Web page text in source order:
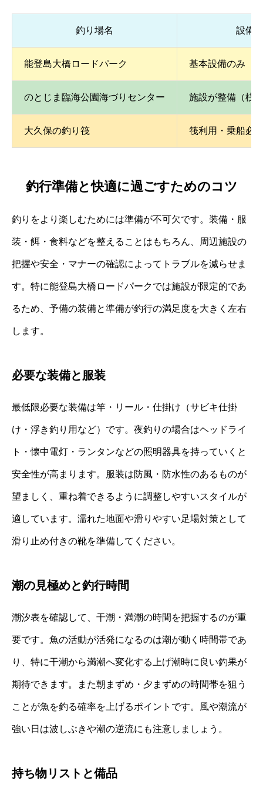
釣り場名 設備
能登島大橋ロードパーク 基本設備のみ（
のとじま臨海公園海づりセンター 施設が整備（桟
大久保の釣り筏 筏利用・乗船必
釣行準備と快適に過ごすためのコツ
釣りをより楽しむためには準備が不可欠です。装備・服
装・餌・食料などを整えることはもちろん、周辺施設の
把握や安全・マナーの確認によってトラブルを減らせま
す。特に能登島大橋ロードパークでは施設が限定的であ
るため、予備の装備と準備が釣行の満足度を大きく左右
します。
必要な装備と服装
最低限必要な装備は竿・リール・仕掛け（サビキ仕掛
け・浮き釣り用など）です。夜釣りの場合はヘッドライ
ト・懐中電灯・ランタンなどの照明器具を持っていくと
安全性が高まります。服装は防風・防水性のあるものが
望ましく、重ね着できるように調整しやすいスタイルが
適しています。濡れた地面や滑りやすい足場対策として
滑り止め付きの靴を準備してください。
潮の見極めと釣行時間
潮汐表を確認して、干潮・満潮の時間を把握するのが重
要です。魚の活動が活発になるのは潮が動く時間帯であ
り、特に干潮から満潮へ変化する上げ潮時に良い釣果が
期待できます。また朝まずめ・夕まずめの時間帯を狙う
ことが魚を釣る確率を上げるポイントです。風や潮流が
強い日は波しぶきや潮の逆流にも注意しましょう。
持ち物リストと備品